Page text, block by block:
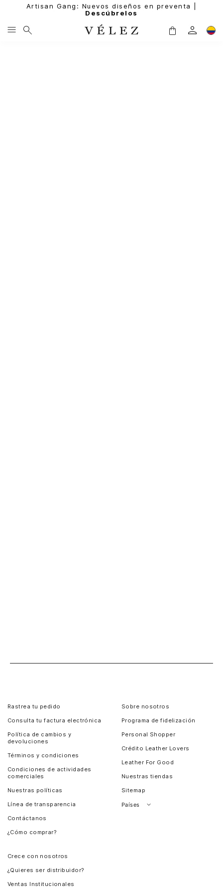
Artisan Gang: Nuevos diseños en preventa |
Descúbrelos
Rastrea tu pedido
Consulta tu factura electrónica
Política de cambios y
devoluciones
Términos y condiciones
Condiciones de actividades
comerciales
Nuestras políticas
Línea de transparencia
Contáctanos
¿Cómo comprar?
Sobre nosotros
Programa de fidelización
Personal Shopper
Crédito Leather Lovers
Leather For Good
Nuestras tiendas
Sitemap
Países
Crece con nosotros
¿Quieres ser distribuidor?
Ventas Institucionales